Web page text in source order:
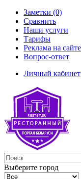
Заметки (0)
Сравнить
Наши услуги
Тарифы
Реклама на сайте
Вопрос-ответ
Личный кабинет
Выберите город